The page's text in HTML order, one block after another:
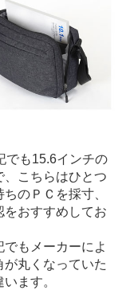
でも15.6インチの
、こちらはひとつ
のＰＣを採寸、
をおすすめしてお
もメーカーによ
丸くなっていた
ます。